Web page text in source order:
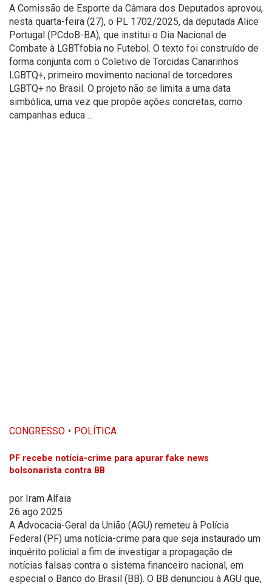
A Comissão de Esporte da Câmara dos Deputados aprovou,
nesta quarta-feira (27), o PL 1702/2025, da deputada Alice
Portugal (PCdoB-BA), que institui o Dia Nacional de
Combate à LGBTfobia no Futebol. O texto foi construído de
forma conjunta com o Coletivo de Torcidas Canarinhos
LGBTQ+, primeiro movimento nacional de torcedores
LGBTQ+ no Brasil. O projeto não se limita a uma data
simbólica, uma vez que propõe ações concretas, como
campanhas educa ...
CONGRESSO POLÍTICA
PF recebe notícia-crime para apurar fake news
bolsonarista contra BB
por Iram Alfaia
26 ago 2025
A Advocacia-Geral da União (AGU) remeteu à Polícia
Federal (PF) uma notícia-crime para que seja instaurado um
inquérito policial a fim de investigar a propagação de
notícias falsas contra o sistema financeiro nacional, em
especial o Banco do Brasil (BB). O BB denunciou à AGU que,